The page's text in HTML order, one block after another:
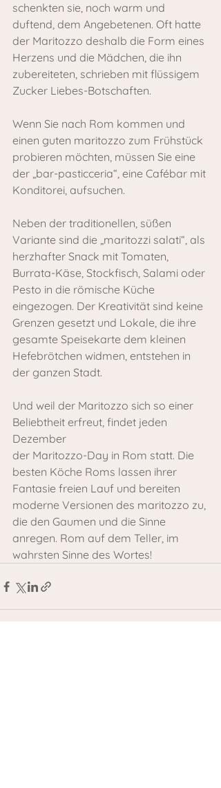
schenkten sie, noch warm und
duftend, dem Angebetenen. Oft hatte
der Maritozzo deshalb die Form eines
Herzens und die Mädchen, die ihn
zubereiteten, schrieben mit flüssigem
Zucker Liebes-Botschaften.
Wenn Sie nach Rom kommen und
einen guten maritozzo zum Frühstück
probieren möchten, müssen Sie eine
der „bar-pasticceria“, eine Cafébar mit
Konditorei, aufsuchen.
Neben der traditionellen, süßen
Variante sind die „maritozzi salati“, als
herzhafter Snack mit Tomaten,
Burrata-Käse, Stockfisch, Salami oder
Pesto in die römische Küche
eingezogen. Der Kreativität sind keine
Grenzen gesetzt und Lokale, die ihre
gesamte Speisekarte dem kleinen
Hefebrötchen widmen, entstehen in
der ganzen Stadt.
Und weil der Maritozzo sich so einer
Beliebtheit erfreut, findet jeden
Dezember
der Maritozzo-Day in Rom statt. Die
besten Köche Roms lassen ihrer
Fantasie freien Lauf und bereiten
moderne Versionen des maritozzo zu,
die den Gaumen und die Sinne
anregen. Rom auf dem Teller, im
wahrsten Sinne des Wortes!